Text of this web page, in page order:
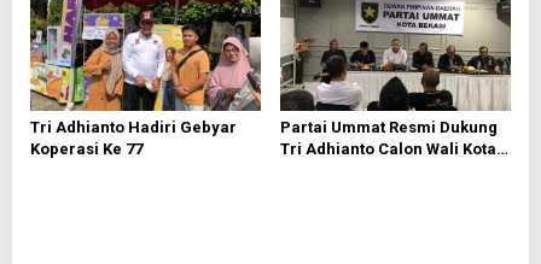
Tri Adhianto Hadiri Gebyar
Koperasi Ke 77
Partai Ummat Resmi Dukung
Tri Adhianto Calon Wali Kota